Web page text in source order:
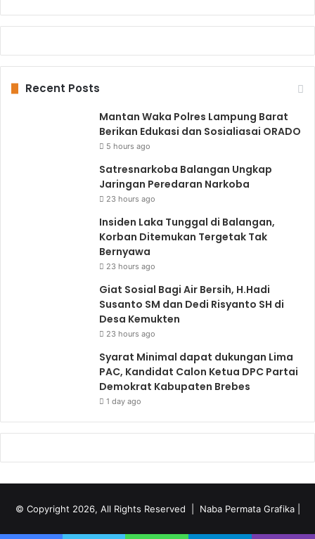
Recent Posts
Mantan Waka Polres Lampung Barat
Berikan Edukasi dan Sosialiasai ORADO
5 hours ago
Satresnarkoba Balangan Ungkap
Jaringan Peredaran Narkoba
23 hours ago
Insiden Laka Tunggal di Balangan,
Korban Ditemukan Tergetak Tak
Bernyawa
23 hours ago
Giat Sosial Bagi Air Bersih, H.Hadi
Susanto SM dan Dedi Risyanto SH di
Desa Kemukten
23 hours ago
Syarat Minimal dapat dukungan Lima
PAC, Kandidat Calon Ketua DPC Partai
Demokrat Kabupaten Brebes
1 day ago
© Copyright 2026, All Rights Reserved | Naba Permata Grafika|